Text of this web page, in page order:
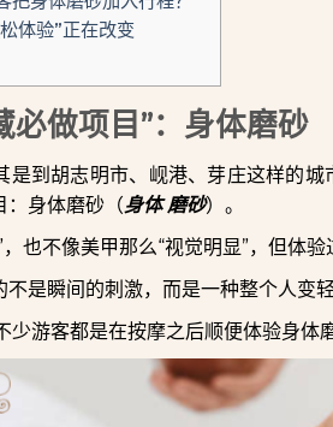
体验”正在改变
必做项目”：身体磨砂
是到胡志明市、岘港、芽庄这样的
：身体磨砂（身体 磨砂）。
也不像美甲那么“视觉明显”，但体
是瞬间的刺激，而是一种整个人变
少游客都是在按摩之后顺便体验身体